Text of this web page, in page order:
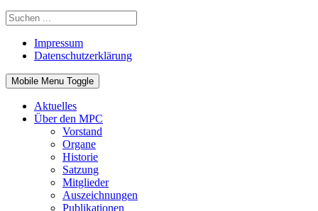
Impressum
Datenschutzerklärung
Mobile Menu Toggle
Aktuelles
Über den MPC
Vorstand
Organe
Historie
Satzung
Mitglieder
Auszeichnungen
Publikationen